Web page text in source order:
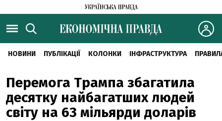
НОВИНИ ПУБЛІКАЦІЇ КОЛОНКИ ІНФРАСТРУКТУРА
Перемога Трампа збагатила
десятку найбагатших людей
світу на 63 мільярди доларів